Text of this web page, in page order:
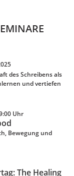
des Schreibens als
und vertiefen
Uhr
Bewegung und
The Healing